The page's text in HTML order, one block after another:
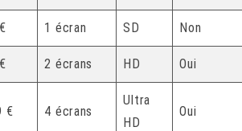
1 écran SD Non
2 écrans HD Oui
€ 4 écrans
Ultra
HD
Oui